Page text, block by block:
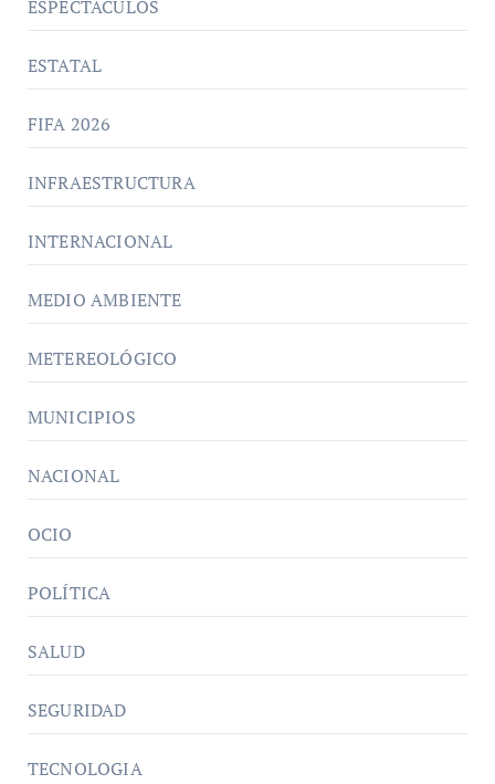
ESPECTÁCULOS
ESTATAL
FIFA 2026
INFRAESTRUCTURA
INTERNACIONAL
MEDIO AMBIENTE
METEREOLÓGICO
MUNICIPIOS
NACIONAL
OCIO
POLÍTICA
SALUD
SEGURIDAD
TECNOLOGIA